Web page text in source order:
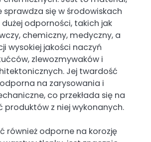
sprawdza się w środowiskach
odporności, takich jak
chemiczny, medyczny, a
wysokiej jakości naczyń
zlewozmywaków i
Jej twardość
na zarysowania i
co przekłada się na
produktów z niej wykonanych.
również odporne na korozję